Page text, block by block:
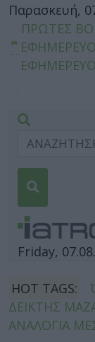
Παρασκευή,
ΠΡΩΤΕΣ
Friday,
HOT TAGS:
ΔΕΙΚΤΗΣ
ΑΝΑΛΟΓΙΑ